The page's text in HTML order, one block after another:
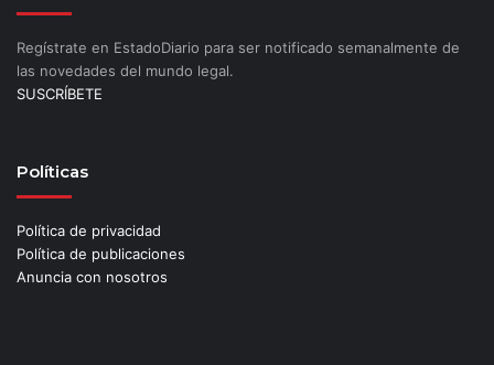
Regístrate en EstadoDiario para ser notificado semanalmente de
las novedades del mundo legal.
SUSCRÍBETE
Políticas
Política de privacidad
Política de publicaciones
Anuncia con nosotros